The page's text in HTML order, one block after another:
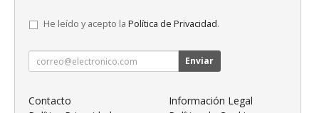
He leído y acepto la Política de Privacidad.
Enviar
Contacto
Información Legal